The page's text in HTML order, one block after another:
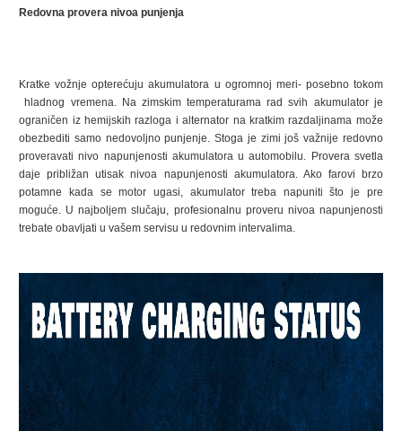
Redovna provera nivoa punjenja
Kratke vožnje opterećuju akumulatora u ogromnoj meri- posebno tokom
hladnog vremena. Na zimskim temperaturama rad svih akumulator je
ograničen iz hemijskih razloga i alternator na kratkim razdaljinama može
obezbediti samo nedovoljno punjenje. Stoga je zimi još važnije redovno
proveravati nivo napunjenosti akumulatora u automobilu. Provera svetla
daje približan utisak nivoa napunjenosti akumulatora. Ako farovi brzo
potamne kada se motor ugasi, akumulator treba napuniti što je pre
moguće. U najboljem slučaju, profesionalnu proveru nivoa napunjenosti
trebate obavljati u vašem servisu u redovnim intervalima.